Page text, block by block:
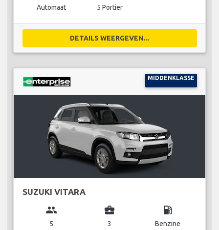
Automaat 5 Portier
DETAILS WEERGEVEN...
MIDDENKLASSE
SUZUKI VITARA
group
5
business_center
3
local_gas_station
Benzine